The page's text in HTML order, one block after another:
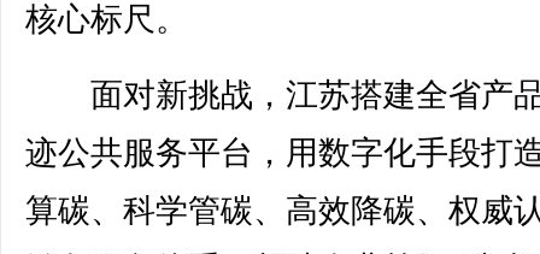
核心标尺。
面对新挑战，江苏搭建全省产
迹公共服务平台，用数字化手段打
算碳、科学管碳、高效降碳、权威